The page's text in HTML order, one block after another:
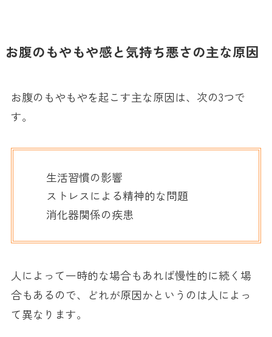
お腹のもやもや感と気持ち悪さの主な原因
お腹のもやもやを起こす主な原因は、次の3つで
す。
生活習慣の影響
ストレスによる精神的な問題
消化器関係の疾患
人によって一時的な場合もあれば慢性的に続く場
合もあるので、どれが原因かというのは人によっ
て異なります。